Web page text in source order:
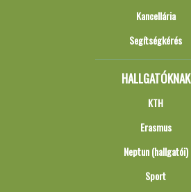
Kancellária
Segítségkérés
HALLGATÓKNAK
KTH
Erasmus
Neptun (hallgatói)
Sport